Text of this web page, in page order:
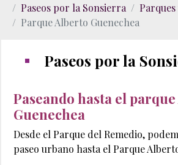
Paseos por la Sonsierra
Parque Alberto Guenechea
Paseos por la
Paseando hasta el
Guenechea
Desde el Parque del Remedio,
paseo urbano hasta el Parque